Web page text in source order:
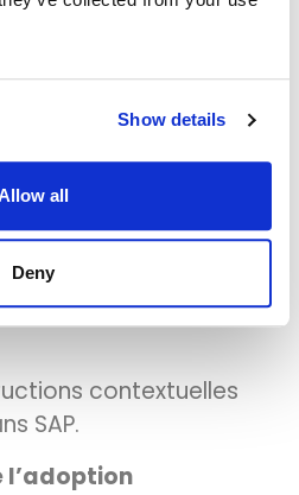
Show details
all
Deny
tâches métier et les
de
l’assistance
contextuelles
SAP.
l’adoption